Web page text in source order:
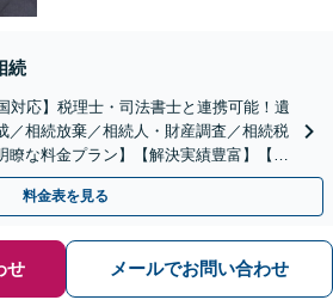
続
対応】税理士・司法書士と連携可能！遺
／相続放棄／相続人・財産調査／相続税
な料金プラン】【解決実績豊富】【電
料金表を見る
せ メールでお問い合わせ